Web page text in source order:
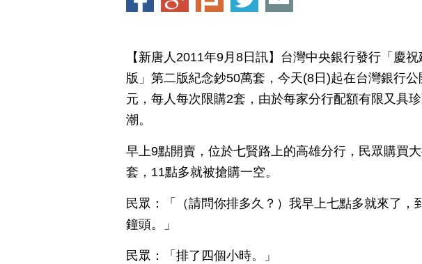
【新唐人2011年9月8日訊】台灣中央銀行發行「慶
版」第二版紀念鈔50萬套，今天(8日)起在台灣銀行
元，每人每次限購2套，由於每家分行配額有限又具
潮。
早上9點開賣，位於七賢路上的高雄分行，民眾購買
套，11點多就被搶購一空。
民眾：「（請問你排多久？）我早上七點多就來了，
鐘頭。」
民眾：「排了四個小時。」